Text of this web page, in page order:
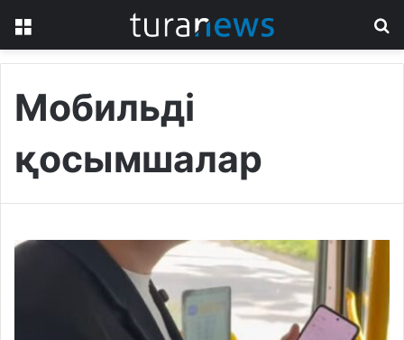
Мобильді
қосымшалар